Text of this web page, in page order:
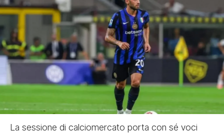
La sessione di calciomercato porta con sé voci